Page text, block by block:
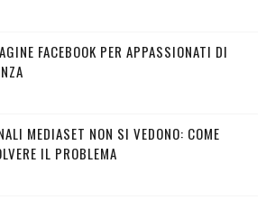
FACEBOOK PER APPASSIONATI DI
MEDIASET NON SI VEDONO: COME
IL PROBLEMA